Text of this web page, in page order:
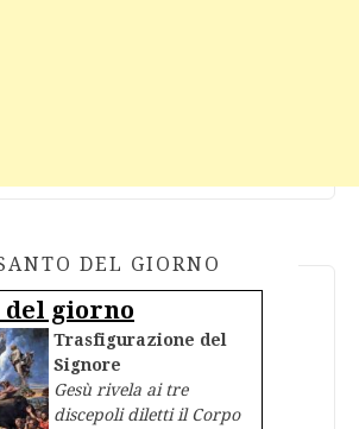
DEL GIORNO
del giorno
Trasfigurazione del
Signore
Gesù rivela ai tre
discepoli diletti il Corpo